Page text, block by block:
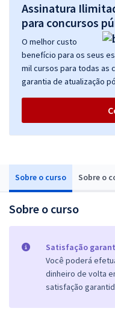
Sobre o curso Sobre o
Sobre o curso
Satisfação
Você poderá
dinheiro de volta
satisfação
Assinatura
para concursos
O melhor custo
benefício para os seus
mil cursos para todas as
garantia de atualização